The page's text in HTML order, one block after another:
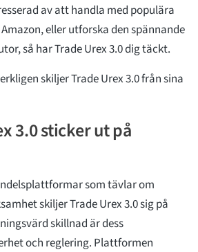
av att handla med populära
eller utforska den spännande
så har Trade Urex 3.0 dig täckt.
skiljer Trade Urex 3.0 från sina
3.0 sticker ut på
som tävlar om
skiljer Trade Urex 3.0 sig på
skillnad är dess
och reglering. Plattformen